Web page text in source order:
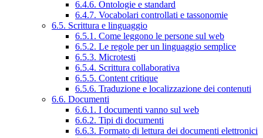
6.4.6. Ontologie e standard
6.4.7. Vocabolari controllati e tassonomie
6.5. Scrittura e linguaggio
6.5.1. Come leggono le persone sul web
6.5.2. Le regole per un linguaggio semplice
6.5.3. Microtesti
6.5.4. Scrittura collaborativa
6.5.5. Content critique
6.5.6. Traduzione e localizzazione dei contenuti
6.6. Documenti
6.6.1. I documenti vanno sul web
6.6.2. Tipi di documenti
6.6.3. Formato di lettura dei documenti elettronici